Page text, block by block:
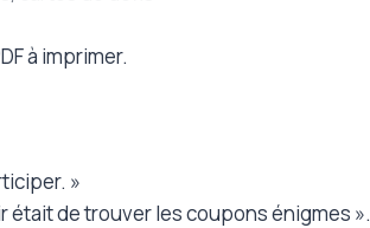
à imprimer.
»
était de trouver les coupons énigmes ».